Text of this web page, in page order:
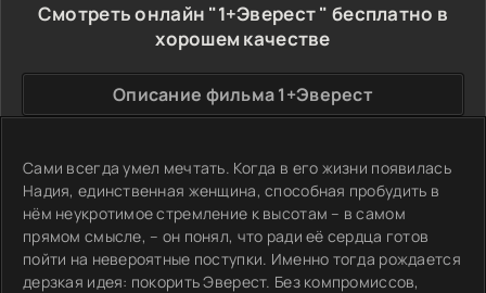
Смотреть онлайн "1+Эверест " бесплатно в
хорошем качестве
Описание фильма 1+Эверест
Сами всегда умел мечтать. Когда в его жизни появилась
Надия, единственная женщина, способная пробудить в
нём неукротимое стремление к высотам – в самом
прямом смысле, – он понял, что ради её сердца готов
пойти на невероятные поступки. Именно тогда рождается
дерзкая идея: покорить Эверест. Без компромиссов,